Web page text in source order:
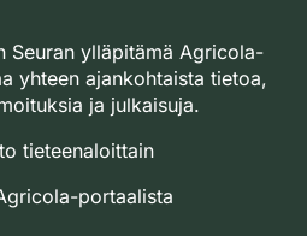
Seuran ylläpitämä Agricola-
yhteen ajankohtaista tietoa,
ja julkaisuja.
tieteenaloittain
portaalista